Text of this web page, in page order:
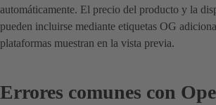
automáticamente. El precio del producto y la
pueden incluirse mediante etiquetas OG
plataformas muestran en la vista previa.
Errores comunes con